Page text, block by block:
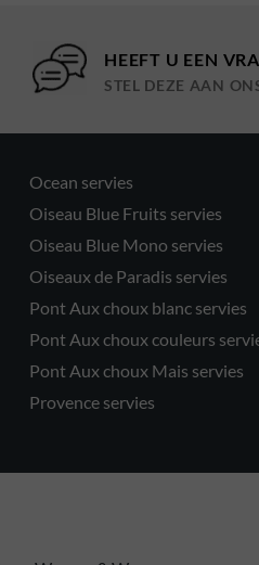
HEEFT U EEN
STEL DEZE AAN
Ocean servies
Oiseau Blue Fruits servies
Oiseau Blue Mono servies
Oiseaux de Paradis servies
Pont Aux choux blanc servies
Pont Aux choux couleurs
Pont Aux choux Mais servies
Provence servies